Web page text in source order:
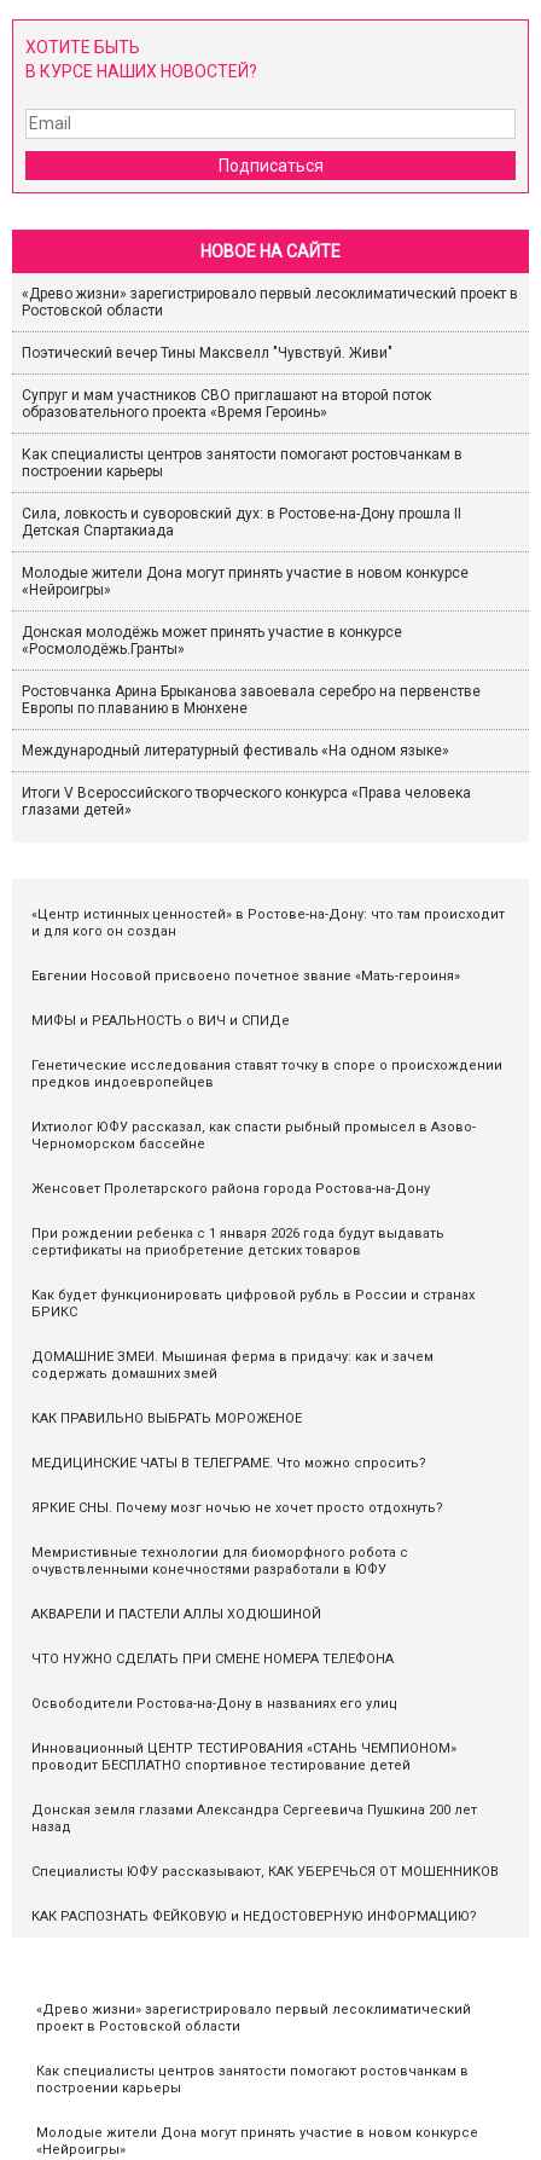
«Древо жизни» зарегистрировало первый лесоклиматический
проект в Ростовской области
Как специалисты центров занятости помогают ростовчанкам в
построении карьеры
Молодые жители Дона могут принять участие в новом конкурсе
«Нейроигры»
ХОТИТЕ БЫТЬ
В КУРСЕ НАШИХ НОВОСТЕЙ?
Подписаться
НОВОЕ НА САЙТЕ
«Древо жизни» зарегистрировало первый лесоклиматический проект в
Ростовской области
Поэтический вечер Тины Максвелл "Чувствуй. Живи"
Супруг и мам участников СВО приглашают на второй поток
образовательного проекта «Время Героинь»
Как специалисты центров занятости помогают ростовчанкам в
построении карьеры
Сила, ловкость и суворовский дух: в Ростове-на-Дону прошла II
Детская Спартакиада
Молодые жители Дона могут принять участие в новом конкурсе
«Нейроигры»
Донская молодёжь может принять участие в конкурсе
«Росмолодёжь.Гранты»
Ростовчанка Арина Брыканова завоевала серебро на первенстве
Европы по плаванию в Мюнхене
Международный литературный фестиваль «На одном языке»
Итоги V Всероссийского творческого конкурса «Права человека
глазами детей»
«Центр истинных ценностей» в Ростове-на-Дону: что там происходит
и для кого он создан
Евгении Носовой присвоено почетное звание «Мать-героиня»
МИФЫ и РЕАЛЬНОСТЬ о ВИЧ и СПИДе
Генетические исследования ставят точку в споре о происхождении
предков индоевропейцев
Ихтиолог ЮФУ рассказал, как спасти рыбный промысел в Азово-
Черноморском бассейне
Женсовет Пролетарского района города Ростова-на-Дону
При рождении ребенка с 1 января 2026 года будут выдавать
сертификаты на приобретение детских товаров
Как будет функционировать цифровой рубль в России и странах
БРИКС
ДОМАШНИЕ ЗМЕИ. Мышиная ферма в придачу: как и зачем
содержать домашних змей
КАК ПРАВИЛЬНО ВЫБРАТЬ МОРОЖЕНОЕ
МЕДИЦИНСКИЕ ЧАТЫ В ТЕЛЕГРАМЕ. Что можно спросить?
ЯРКИЕ СНЫ. Почему мозг ночью не хочет просто отдохнуть?
Мемристивные технологии для биоморфного робота с
очувствленными конечностями разработали в ЮФУ
АКВАРЕЛИ И ПАСТЕЛИ АЛЛЫ ХОДЮШИНОЙ
ЧТО НУЖНО СДЕЛАТЬ ПРИ СМЕНЕ НОМЕРА ТЕЛЕФОНА
Освободители Ростова-на-Дону в названиях его улиц
Инновационный ЦЕНТР ТЕСТИРОВАНИЯ «СТАНЬ ЧЕМПИОНОМ»
проводит БЕСПЛАТНО спортивное тестирование детей
Донская земля глазами Александра Сергеевича Пушкина 200 лет
назад
Специалисты ЮФУ рассказывают, КАК УБЕРЕЧЬСЯ ОТ МОШЕННИКОВ
КАК РАСПОЗНАТЬ ФЕЙКОВУЮ и НЕДОСТОВЕРНУЮ ИНФОРМАЦИЮ?